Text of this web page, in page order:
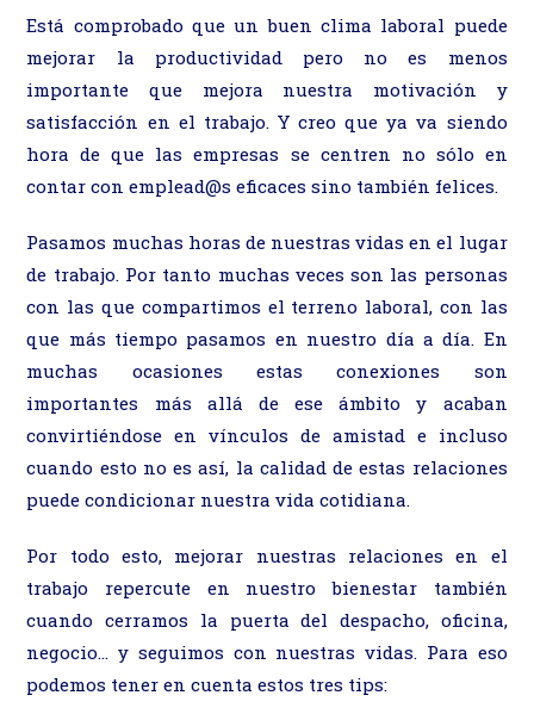
Está comprobado que un buen clima laboral puede
mejorar la productividad pero no es menos
importante que mejora nuestra motivación y
satisfacción en el trabajo. Y creo que ya va siendo
hora de que las empresas se centren no sólo en
contar con emplead@s eficaces sino también felices.
Pasamos muchas horas de nuestras vidas en el lugar
de trabajo. Por tanto muchas veces son las personas
con las que compartimos el terreno laboral, con las
que más tiempo pasamos en nuestro día a día. En
muchas ocasiones estas conexiones son
importantes más allá de ese ámbito y acaban
convirtiéndose en vínculos de amistad e incluso
cuando esto no es así, la calidad de estas relaciones
puede condicionar nuestra vida cotidiana.
Por todo esto, mejorar nuestras relaciones en el
trabajo repercute en nuestro bienestar también
cuando cerramos la puerta del despacho, oficina,
negocio… y seguimos con nuestras vidas. Para eso
podemos tener en cuenta estos tres tips: